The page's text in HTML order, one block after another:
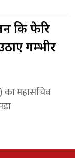
कि फेरि
गम्भीर
का महासचिव